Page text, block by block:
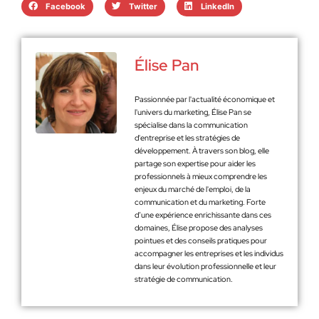
Facebook Twitter LinkedIn
Élise Pan
Passionnée par l'actualité économique et
l'univers du marketing, Élise Pan se
spécialise dans la communication
d'entreprise et les stratégies de
développement. À travers son blog, elle
partage son expertise pour aider les
professionnels à mieux comprendre les
enjeux du marché de l'emploi, de la
communication et du marketing. Forte
d’une expérience enrichissante dans ces
domaines, Élise propose des analyses
pointues et des conseils pratiques pour
accompagner les entreprises et les individus
dans leur évolution professionnelle et leur
stratégie de communication.